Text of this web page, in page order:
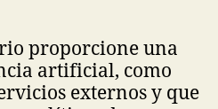
proporcione una
artificial, como
externos y que